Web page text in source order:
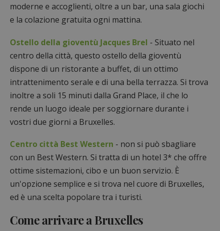
moderne e accoglienti, oltre a un bar, una sala giochi
e la colazione gratuita ogni mattina.
Ostello della gioventù Jacques Brel - Situato nel
centro della città, questo ostello della gioventù
dispone di un ristorante a buffet, di un ottimo
intrattenimento serale e di una bella terrazza. Si trova
inoltre a soli 15 minuti dalla Grand Place, il che lo
rende un luogo ideale per soggiornare durante i
vostri due giorni a Bruxelles.
Centro città Best Western - non si può sbagliare
con un Best Western. Si tratta di un hotel 3* che offre
ottime sistemazioni, cibo e un buon servizio. È
un'opzione semplice e si trova nel cuore di Bruxelles,
ed è una scelta popolare tra i turisti.
Come arrivare a Bruxelles